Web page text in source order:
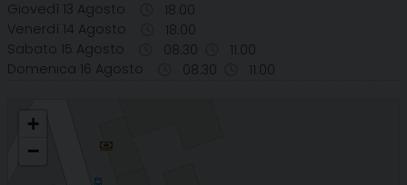
Giovedì 13 Agosto
18.00
Venerdì 14 Agosto
18.00
Sabato 15 Agosto
08.30
11.00
Domenica 16 Agosto
08.30 11.00
+
−